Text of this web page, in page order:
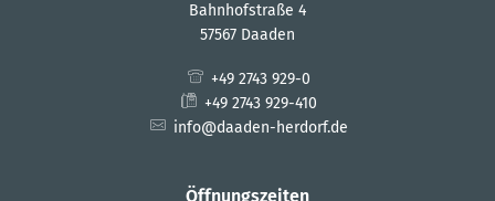
Bahnhofstraße 4
57567 Daaden
+49 2743 929-0
+49 2743 929-410
info@daaden-herdorf.de
Öffnungszeiten